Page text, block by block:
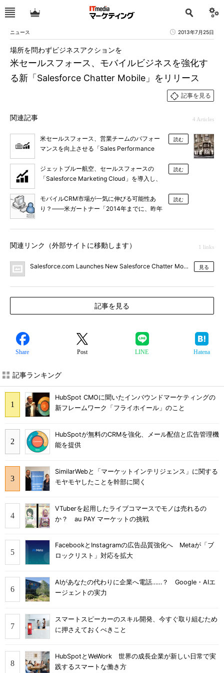
ニュース 2013年7月25日
米セールスフォース、モバイルビジネスを強化す
る新「Salesforce Chatter Mobile」をリリース
場所を問わずビジネスアクションを
記事を見る
関連記事 4 Articles
米セールスフォース、営業チームのパフォー
マンスを向上させる「Sales Performance
読む
ジェットブルー航空、セールスフォースの
「Salesforce Marketing Cloud」を導入し、
読む
モバイルCRM市場が一気に伸びる可能性あ
り？――米ガートナー「2014年までに、昨年
読む
関連リンク（外部サイトに移動します） 1 links
Salesforce.com Launches New Salesforce Chatter 見る
記事を見る
Share Post LINE Hatena
記事ランキング
HubSpot CMOに聞いたインバウンドマーケティングの
新フレームワーク「フライホイール」のこと
HubSpotが無料のCRMを強化、メール配信と広告管理機
能を提供
SimilarWebと「マーケットインテリジェンス」に関する
モヤモヤしたことを幹部に聞く
VTuberを起用したライブコマースでモノは売れるの
か？ au PAY マーケットの挑戦
FacebookとInstagramの広告品質強化へ Metaが「ブ
ロックリスト」対応を拡大
AIがあなたの代わりに企業へ電話……？ Google・AIエ
ージェントの実力
スマートスピーカーのスキル開発、今すぐ取り組むため
に押さえておくべきこと
HubSpotとWeWork 世界の成長企業が新しい日常で実
践するスマートな働き方